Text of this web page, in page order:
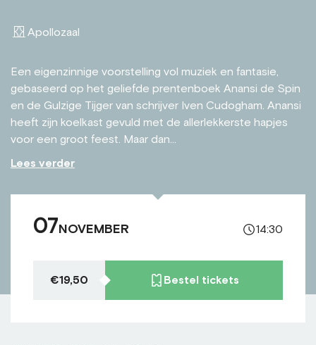
Apollozaal
Een eigenzinnige voorstelling vol muziek en fantasie,
gebaseerd op het geliefde prentenboek Anansi de Spin
en de Gulzige Tijger van schrijver Iven Cudogham. Anansi
heeft zijn koelkast gevuld met de allerlekkerste hapjes
voor een groot feest. Maar dan...
Lees verder
07 NOVEMBER 14:30
€19,50 Bestel tickets